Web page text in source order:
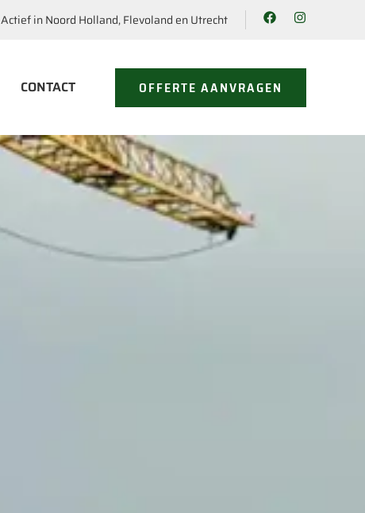
Actief in Noord Holland, Flevoland en Utrecht
CONTACT OFFERTE AANVRAGEN